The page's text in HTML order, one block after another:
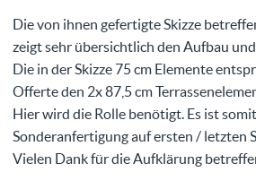
Die von ihnen gefertigte Skizze
zeigt sehr übersichtlich den Aufbau
Die in der Skizze 75 cm Elemente
Offerte den 2x 87,5 cm
Hier wird die Rolle benötigt. Es ist
Sonderanfertigung auf ersten / letzten
Vielen Dank für die Aufklärung